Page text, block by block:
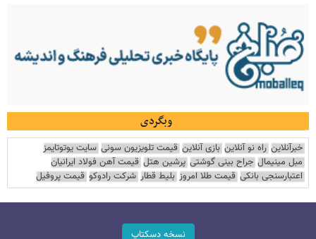
وبگردی
خبرآنلاین راه نو آنلاین بازی آنلاین قیمت تلویزیون سونی سایت یوتوتایمز
مبل مینیمال جراح بینی گوشتی پرشین هتل قیمت آهن فولاد ایرانیان
اعتبارسنجی بانکی قیمت طلا امروز بلیط قطار شرکت رادوکو قیمت پروفیل
نسخه دسکتاپ